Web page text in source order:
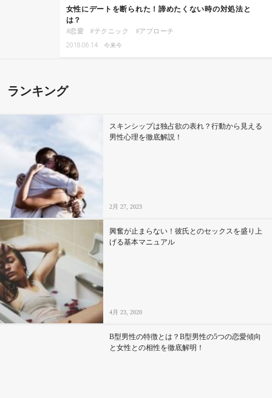
女性にデートを断られた！諦めたくない時の対処法と
は？
恋愛 テクニック アプローチ
2018.06.14 今来今
ランキング
スキンシップは独占欲の表れ？行動から見える
男性心理を徹底解説！
2月 27, 2023
興奮が止まらない！彼氏とのセックスを盛り上
げる基本マニュアル
4月 23, 2020
B型男性の特徴とは？B型男性の5つの恋愛傾向
と女性との相性を徹底解明！